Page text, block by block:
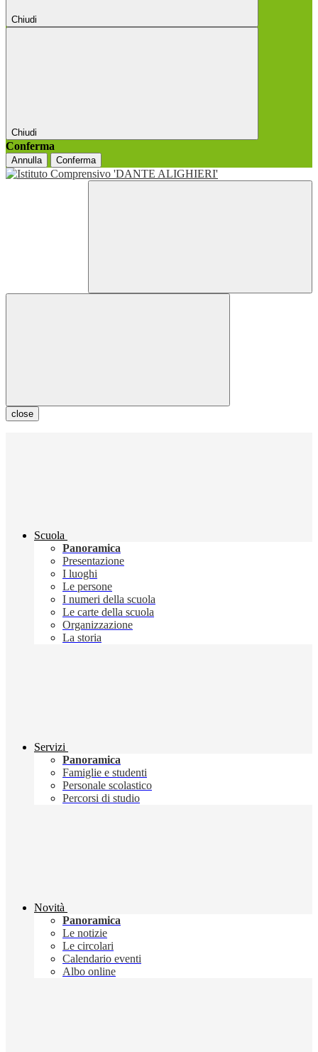
Chiudi
Chiudi
Conferma
Annulla Conferma
close
Scuola
Panoramica
Presentazione
I luoghi
Le persone
I numeri della scuola
Le carte della scuola
Organizzazione
La storia
Servizi
Panoramica
Famiglie e studenti
Personale scolastico
Percorsi di studio
Novità
Panoramica
Le notizie
Le circolari
Calendario eventi
Albo online